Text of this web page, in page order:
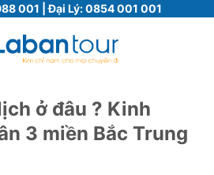
001 | Đại Lý:0854 001 001
ở đâu ? Kinh
3 miền Bắc Trung